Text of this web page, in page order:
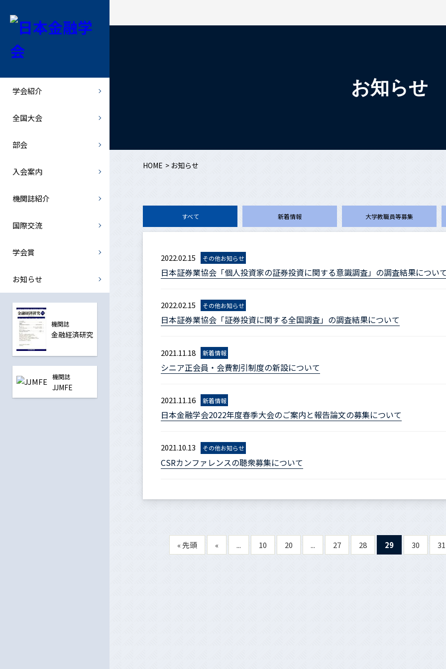
学会紹介
学会紹介
規則の細則
全国大会
全国大会
部会
部会
関西部会
国際金融部会
震災復興金融部会
入会案内
機関誌紹介
機関誌紹介
JJMFE
国際交流
学会賞
お知らせ
機関誌
金融経済研究
機関誌
JJMFE
お知らせ
HOME お知らせ
大学教職員等募集
新着情報
すべて
2022.02.15 その他お知らせ
日本証券業協会「個人投資家の証券投資に関する意識調査」の調査結果につい
2022.02.15 その他お知らせ
日本証券業協会「証券投資に関する全国調査」の調査結果について
2021.11.18 新着情報
シニア正会員・会費割引制度の新設について
2021.11.16 新着情報
日本金融学会2022年度春季大会のご案内と報告論文の募集について
2021.10.13 その他お知らせ
CSRカンファレンスの聴衆募集について
« 先頭 « ... 10 20 ... 27 28 29 30 31